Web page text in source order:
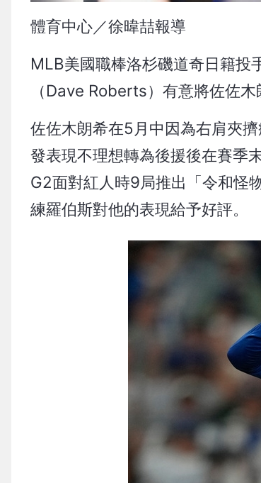
體育中心／徐暐喆報導
MLB美國職棒洛杉磯道奇日籍投
（Dave Roberts）有意將佐佐木
佐佐木朗希在5月中因為右肩夾
發表現不理想轉為後援後在賽季
G2面對紅人時9局推出「令和怪
練羅伯斯對他的表現給予好評。